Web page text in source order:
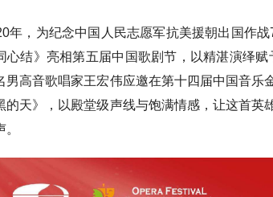
年，为纪念中国人民志愿军抗美援朝出国作
心结》亮相第五届中国歌剧节，以精湛演绎
男高音歌唱家王宏伟应邀在第十四届中国音
的天》，以殿堂级声线与饱满情感，让这首